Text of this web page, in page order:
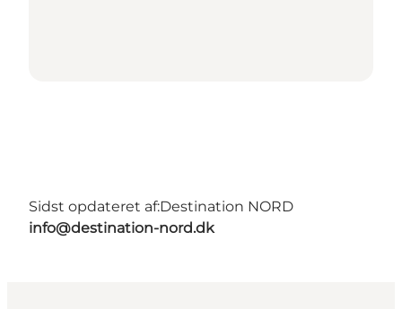
Sidst opdateret af:Destination NORD
info@destination-nord.dk